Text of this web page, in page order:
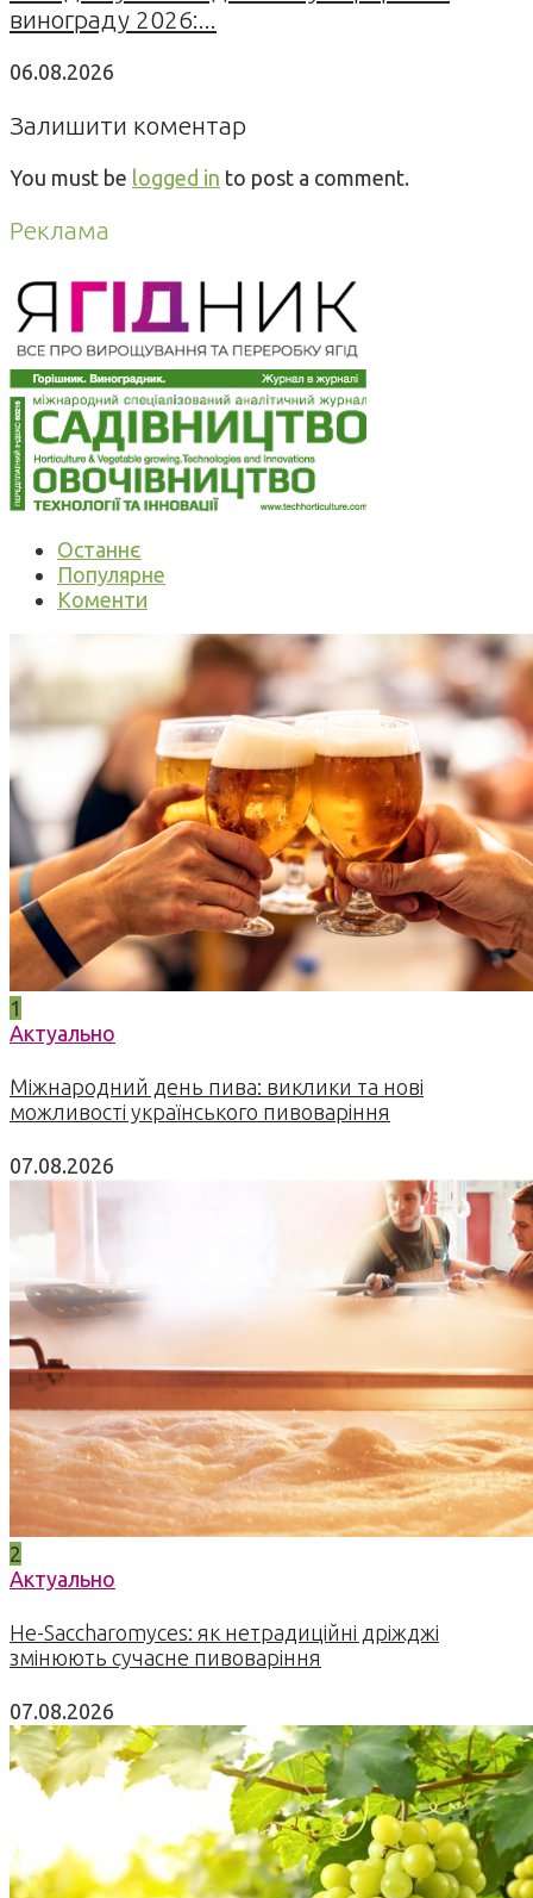
винограду 2026:...
06.08.2026
Залишити коментар
You must be logged in to post a comment.
Реклама
Останнє
Популярне
Коменти
1
Актуально
Міжнародний день пива: виклики та нові
можливості українського пивоваріння
07.08.2026
2
Актуально
Не-Saccharomyces: як нетрадиційні дріжджі
змінюють сучасне пивоваріння
07.08.2026